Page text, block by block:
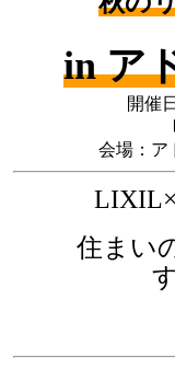
in ア
開催
会場：ア
住まい